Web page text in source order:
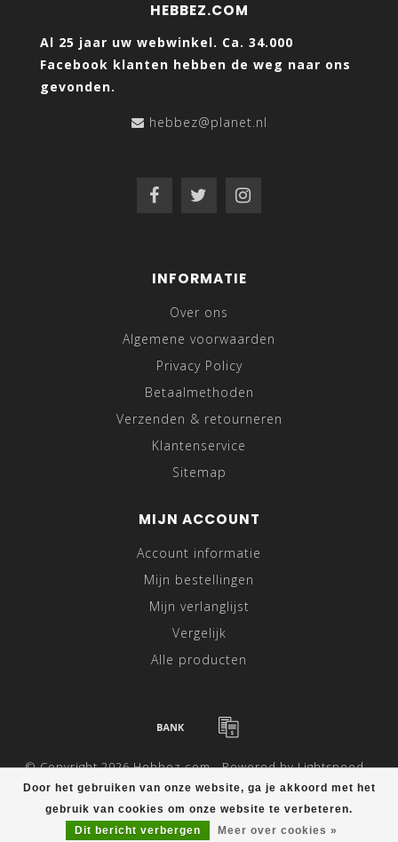
Door het gebruiken van onze website, ga je akkoord met het
gebruik van cookies om onze website te verbeteren.
Dit bericht verbergen
Meer over cookies »
HEBBEZ.COM
Al 25 jaar uw webwinkel. Ca. 34.000
Facebook klanten hebben de weg naar ons
gevonden.
hebbez@planet.nl
INFORMATIE
Over ons
Algemene voorwaarden
Privacy Policy
Betaalmethoden
Verzenden & retourneren
Klantenservice
Sitemap
MIJN ACCOUNT
Account informatie
Mijn bestellingen
Mijn verlanglijst
Vergelijk
Alle producten
© Copyright 2026 Hebbez.com - Powered byLightspeed-
Theme byDyvelopment